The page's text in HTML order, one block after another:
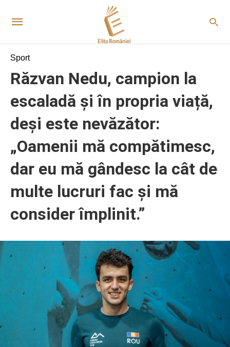
Sport
Răzvan Nedu, campion la
escaladă și în propria viață,
deși este nevăzător:
„Oamenii mă compătimesc,
dar eu mă gândesc la cât de
multe lucruri fac și mă
consider împlinit.”